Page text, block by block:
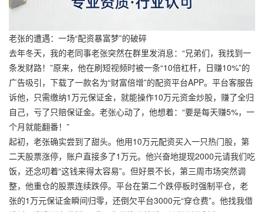
老张的遭遇：一场“配资暴富梦”的破碎
去年冬天，我的老同事老张突然在群里发消息：“兄弟们，我找到一
条发财路！”原来，他在刷短视频时被一条“10倍杠杆，日赚10%”的
广告吸引，下载了一款名为“财富倍增”的配资平台APP。平台客服告
诉他，只需缴纳1万元保证金，就能操作10万元资金炒股，赚了全归
自己，亏了只赔保证金。老张心动了，他想着：“要是每天赚5%，一
个月就能翻番！”
起初，老张确实尝到了甜头。他用10万元配资买入一只热门股，第
二天股票涨停，账户直接多了1万元。他兴奋地提现2000元请我们吃
饭，还念叨着“这钱来得太容易”。但好景不长，第三周市场突然调
整，他重仓的股票连续跌停。平台在第二个跌停板时强制平仓，老
张的1万元保证金瞬间归零，还倒欠平台3000元“穿仓费”。他找我借